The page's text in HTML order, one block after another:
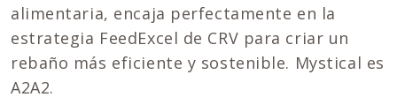
alimentaria, encaja perfectamente en la
estrategia FeedExcel de CRV para criar un
rebaño más eficiente y sostenible. Mystical es
A2A2.